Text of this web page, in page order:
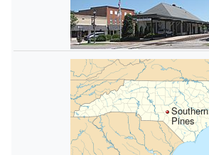
Southern
Pines